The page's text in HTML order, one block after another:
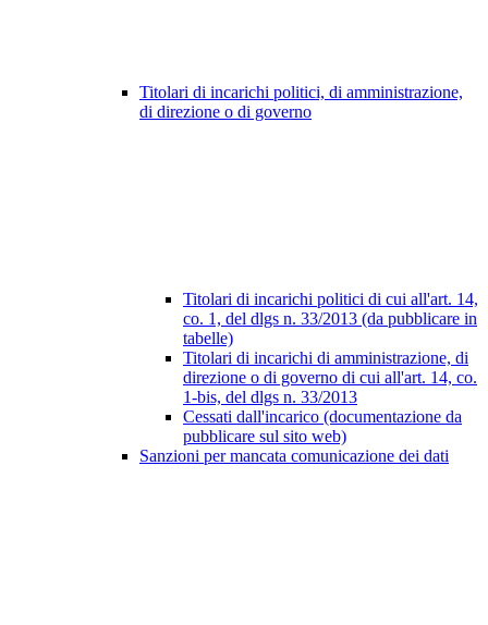
Titolari di incarichi politici, di amministrazione,
di direzione o di governo
Titolari di incarichi politici di cui all'art. 14,
co. 1, del dlgs n. 33/2013 (da pubblicare in
tabelle)
Titolari di incarichi di amministrazione, di
direzione o di governo di cui all'art. 14, co.
1-bis, del dlgs n. 33/2013
Cessati dall'incarico (documentazione da
pubblicare sul sito web)
Sanzioni per mancata comunicazione dei dati